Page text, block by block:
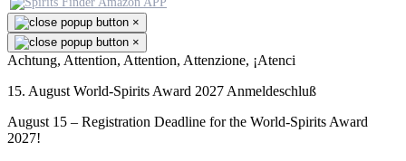
×
×
Achtung, Attention, Attention, Attenzione, ¡Atenci
15. August World-Spirits Award 2027 Anmeldeschluß
August 15 – Registration Deadline for the World-Spirits Award
2027!